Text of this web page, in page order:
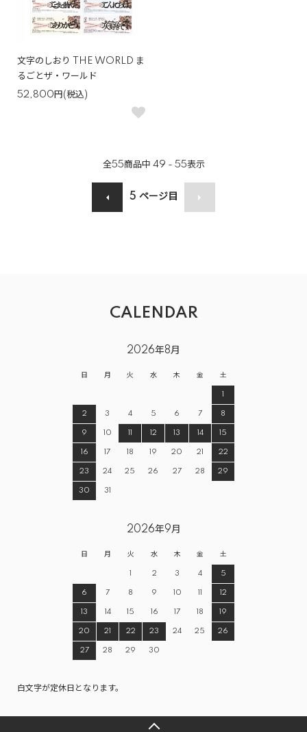
文字のしおり THE WORLD ま
るごとザ・ワールド
52,800円(税込)
全55商品中 49 - 55表示
5 ページ目
CALENDAR
2026年8月
日 月 火 水 木 金 土
1
2 3 4 5 6 7 8
9 10 11 12 13 14 15
16 17 18 19 20 21 22
23 24 25 26 27 28 29
30 31
2026年9月
日 月 火 水 木 金 土
1 2 3 4 5
6 7 8 9 10 11 12
13 14 15 16 17 18 19
20 21 22 23 24 25 26
27 28 29 30
白文字が定休日となります。